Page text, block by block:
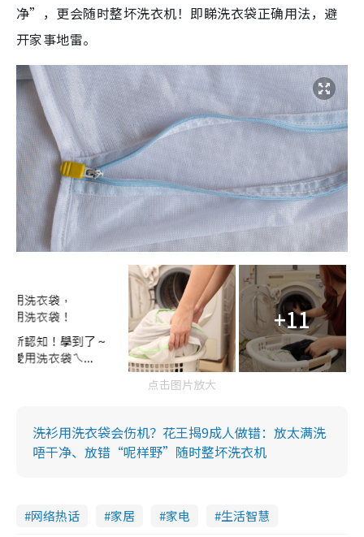
净”，更会随时整坏洗衣机！即睇洗衣袋正确用法，避
开家事地雷。
+11
点击图片放大
洗衫用洗衣袋会伤机？花王揭9成人做错：放太满洗
唔干净、放错“呢样野”随时整坏洗衣机
网络热话 家居 家电 生活智慧